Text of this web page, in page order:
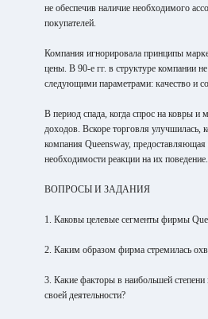
не обеспечив наличие необходимого
покупателей.
Компания игнорировала принципы
цены. В 90-е гг. в структуре компании
следующими параметрами: качество и
В период спада, когда спрос на ковры и
доходов. Вскоре торговля улучшилась,
компания Queensway,
необходимости реакции на их поведение.
ВОПРОСЫ И ЗАДАНИЯ
1. Каковы целевые сегменты фирмы
2. Каким образом фирма стремилась
3. Какие факторы в наибольшей
своей деятельности?